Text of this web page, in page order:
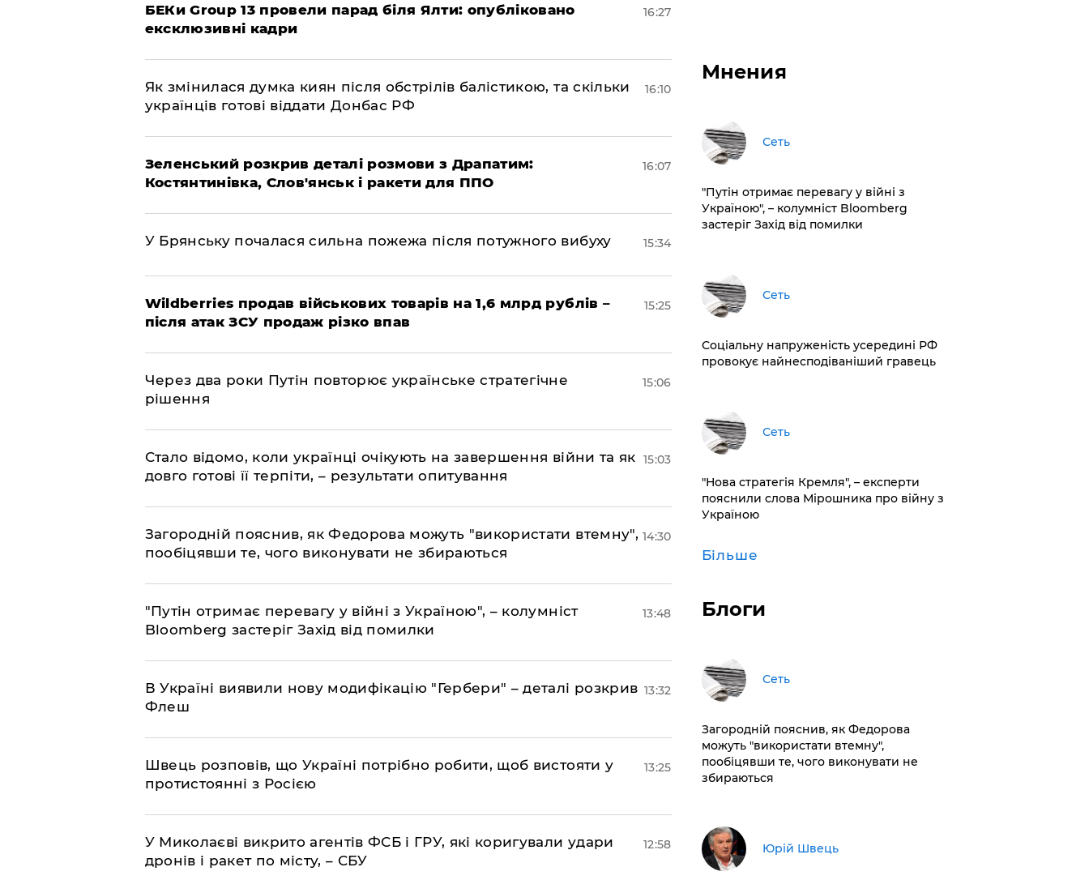
БЕКи Group 13 провели парад біля Ялти: опубліковано
ексклюзивні кадри
16:27
Як змінилася думка киян після обстрілів балістикою, та скільки
українців готові віддати Донбас РФ
16:10
Зеленський розкрив деталі розмови з Драпатим:
Костянтинівка, Слов'янськ і ракети для ППО
16:07
У Брянську почалася сильна пожежа після потужного вибуху 15:34
Wildberries продав військових товарів на 1,6 млрд рублів –
після атак ЗСУ продаж різко впав
15:25
Через два роки Путін повторює українське стратегічне
рішення
15:06
Стало відомо, коли українці очікують на завершення війни та як
довго готові її терпіти, – результати опитування
15:03
Загородній пояснив, як Федорова можуть "використати втемну",
пообіцявши те, чого виконувати не збираються
14:30
"Путін отримає перевагу у війні з Україною", – колумніст
Bloomberg застеріг Захід від помилки
13:48
В Україні виявили нову модифікацію "Гербери" – деталі розкрив
Флеш
13:32
Швець розповів, що Україні потрібно робити, щоб вистояти у
протистоянні з Росією
13:25
У Миколаєві викрито агентів ФСБ і ГРУ, які коригували удари
дронів і ракет по місту, – СБУ
12:58
Мнения
Сеть
"Путін отримає перевагу у війні з
Україною", – колумніст Bloomberg
застеріг Захід від помилки
Сеть
Соціальну напруженість усередині РФ
провокує найнесподіваніший гравець
Сеть
"Нова стратегія Кремля", – експерти
пояснили слова Мірошника про війну з
Україною
Більше
Блоги
Сеть
Загородній пояснив, як Федорова
можуть "використати втемну",
пообіцявши те, чого виконувати не
збираються
Юрій Швець